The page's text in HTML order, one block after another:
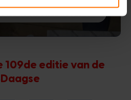
editie van de